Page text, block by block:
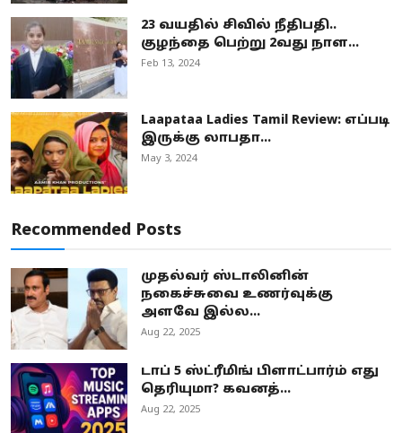
23 வயதில் சிவில் நீதிபதி..
குழந்தை பெற்று 2வது நாள...
Feb 13, 2024
Laapataa Ladies Tamil Review: எப்படி
இருக்கு லாபதா...
May 3, 2024
Recommended Posts
முதல்வர் ஸ்டாலினின்
நகைச்சுவை உணர்வுக்கு
அளவே இல்ல...
Aug 22, 2025
டாப் 5 ஸ்ட்ரீமிங் பிளாட்பார்ம் எது
தெரியுமா? கவனத்...
Aug 22, 2025